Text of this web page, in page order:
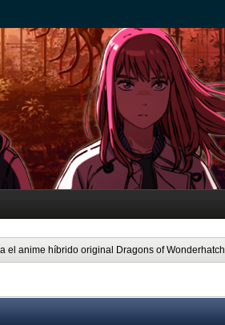
el anime híbrido original Dragons of Wonderhatch